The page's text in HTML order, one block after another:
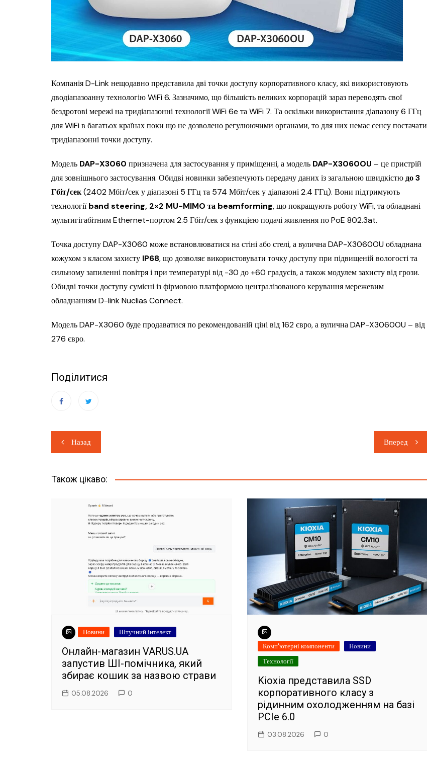
Компанія D-Link нещодавно представила дві точки доступу корпоративного класу, які використовують
дводіапазоанну технологію WiFi 6. Зазначимо, що більшість великих корпорацій зараз переводять свої
бездротові мережі на тридіапазонні технології WiFi 6e та WiFi 7. Та оскільки використання діапазону 6 ГГц
для WiFi в багатьох країнах поки що не дозволено регулюючими органами, то для них немає сенсу постачати
тридіапазонні точки доступу.
Модель DAP-X3060 призначена для застосування у приміщенні, а модель DAP-X3060OU – це пристрій
для зовнішнього застосування. Обидві новинки забезпечують передачу даних із загальною швидкістюдо 3
Гбіт/сек(2402 Мбіт/сек у діапазоні 5 ГГц та 574 Мбіт/сек у діапазоні 2.4 ГГц). Вони підтримують
технологіїband steering, 2×2 MU-MIMO та beamforming, що покращують роботу WiFi, та обладнані
мультигігабітним Ethernet-портом 2.5 Гбіт/сек з функцією подачі живлення по PoE 802.3at.
Точка доступу DAP-X3060 може встановлюватися на стіні або стелі, а вулична DAP-X3060OU обладнана
кожухом з класом захисту IP68, що дозволяє використовувати точку доступу при підвищеній вологості та
сильному запиленні повітря і при температурі від -30 до +60 градусів, а також модулем захисту від грози.
Обидві точки доступу сумісні із фірмовою платформою централізованого керування мережевим
обладнанням D-link Nuclias Connect.
Модель DAP-X3060 буде продаватися по рекомендованій ціні від 162 євро, а вулична DAP-X3060OU – від
276 євро.
Поділитися
Навігація
записів
Назад Вперед
Також цікаво:
Новини Штучний інтелект
Онлайн-магазин VARUS.UA
запустив ШІ-помічника, який
збирає кошик за назвою страви
05.08.2026 0
Комп'ютерні компоненти
Новини
Технології
Kioxia представила SSD
корпоративного класу з
рідинним охолодженням на базі
PCIe 6.0
03.08.2026 0